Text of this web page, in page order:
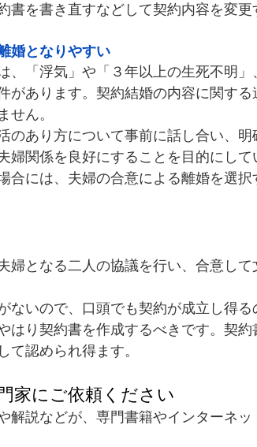
書を書き直すなどして契約内容を変
婚となりやすい
、「浮気」や「３年以上の生死不明」
があります。契約結婚の内容に関す
せん。
のあり方について事前に話し合い、明
婦関係を良好にすることを目的にし
合には、夫婦の合意による離婚を選択
婦となる二人の協議を行い、合意し
ないので、口頭でも契約が成立し得
はり契約書を作成するべきです。契
て認められ得ます。
家にご依頼ください
解説などが、専門書籍やインターネッ